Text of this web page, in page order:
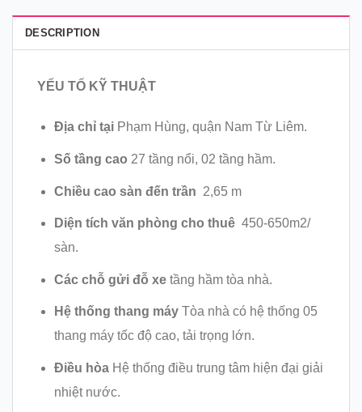
DESCRIPTION
YẾU TỐ KỸ THUẬT
Địa chỉ tại Phạm Hùng, quận Nam Từ Liêm.
Số tầng cao 27 tầng nổi, 02 tầng hầm.
Chiều cao sàn đến trần 2,65 m
Diện tích văn phòng cho thuê 450-650m2/
sàn.
Các chỗ gửi đỗ xe tầng hầm tòa nhà.
Hệ thống thang máy Tòa nhà có hệ thống 05
thang máy tốc độ cao, tải trọng lớn.
Điều hòa Hệ thống điều trung tâm hiện đại giải
nhiệt nước.